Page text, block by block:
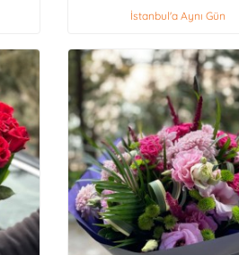
İstanbul'a Aynı Gün